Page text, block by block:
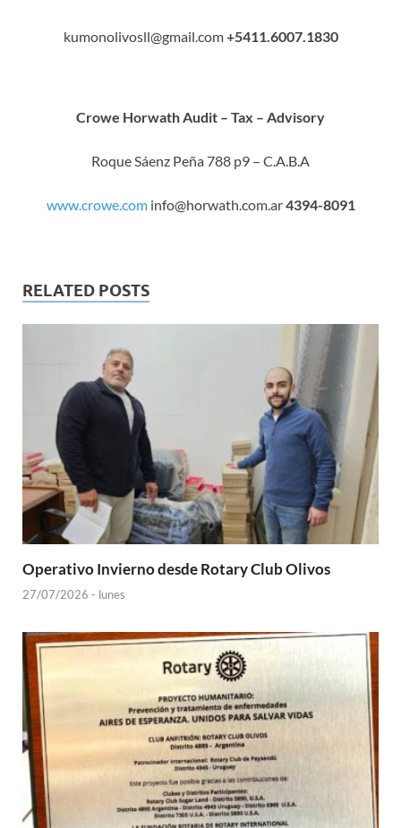
kumonolivosll@gmail.com+5411.6007.1830
Crowe Horwath Audit – Tax – Advisory
Roque Sáenz Peña 788 p9 – C.A.B.A
www.crowe.cominfo@horwath.com.ar4394-8091
RELATED POSTS
Operativo Invierno desde Rotary Club Olivos
27/07/2026 - lunes